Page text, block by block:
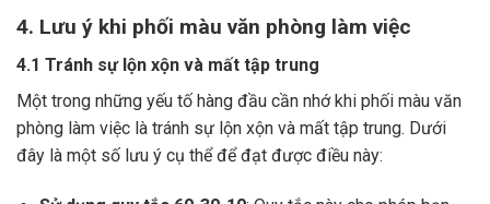
4. Lưu ý khi phối màu văn phòng làm việc
4.1 Tránh sự lộn xộn và mất tập trung
Một trong những yếu tố hàng đầu cần nhớ khi phối màu văn
phòng làm việc là tránh sự lộn xộn và mất tập trung. Dưới
đây là một số lưu ý cụ thể để đạt được điều này: